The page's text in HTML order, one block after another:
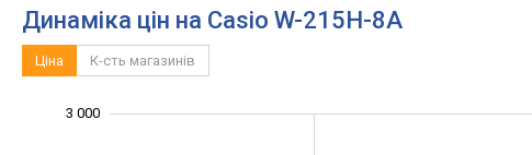
Динаміка цін на Casio W-215H-8A
Ціна К-сть магазинів
3 000